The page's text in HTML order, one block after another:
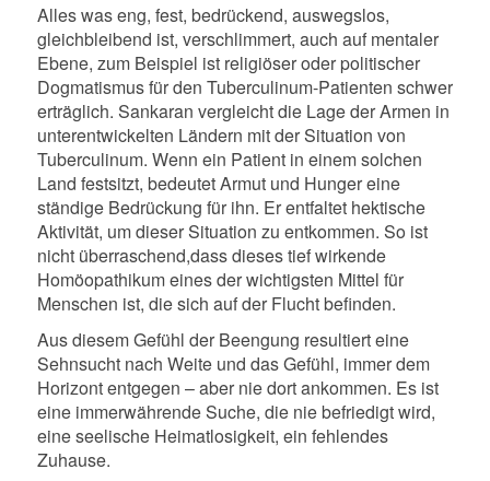
Alles was eng, fest, bedrückend, auswegslos,
gleichbleibend ist, verschlimmert, auch auf mentaler
Ebene, zum Beispiel ist religiöser oder politischer
Dogmatismus für den Tuberculinum-Patienten schwer
erträglich. Sankaran vergleicht die Lage der Armen in
unterentwickelten Ländern mit der Situation von
Tuberculinum. Wenn ein Patient in einem solchen
Land festsitzt, bedeutet Armut und Hunger eine
ständige Bedrückung für ihn. Er entfaltet hektische
Aktivität, um dieser Situation zu entkommen. So ist
nicht überraschend,dass dieses tief wirkende
Homöopathikum eines der wichtigsten Mittel für
Menschen ist, die sich auf der Flucht befinden.
Aus diesem Gefühl der Beengung resultiert eine
Sehnsucht nach Weite und das Gefühl, immer dem
Horizont entgegen – aber nie dort ankommen. Es ist
eine immerwährende Suche, die nie befriedigt wird,
eine seelische Heimatlosigkeit, ein fehlendes
Zuhause.